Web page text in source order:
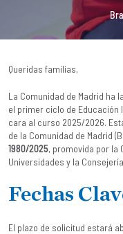
Queridas familias,
La Comunidad de Madrid ha
el primer ciclo de
cara al curso 2025/2026.
de la Comunidad de Madrid
1980/2025, promovida por la
Universidades y la
Fechas
El plazo de solicitud estará